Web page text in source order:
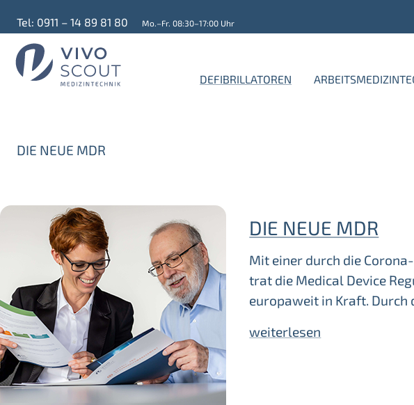
Tel: 0911 – 14 89 81 80 Mo.–Fr. 08:30–17:00 Uhr
DEFIBRILLATOREN
DIE NEUE MDR
DIE NEUE MDR
Mit einer durch die
trat die Medical Device
europaweit in Kraft. Durch
weiterlesen